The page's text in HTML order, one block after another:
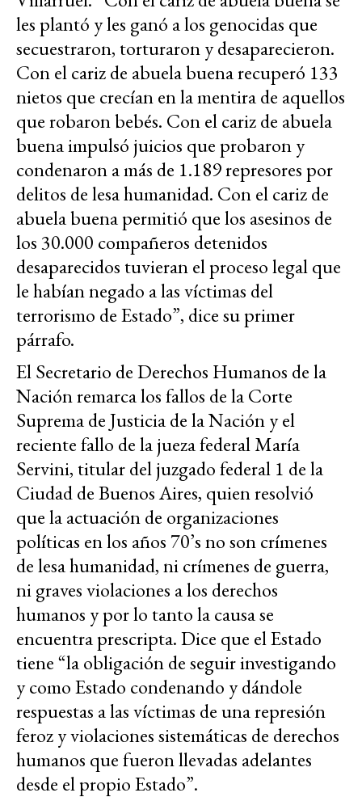
les plantó y les ganó a los genocidas que
secuestraron, torturaron y desaparecieron.
Con el cariz de abuela buena recuperó 133
nietos que crecían en la mentira de aquellos
que robaron bebés. Con el cariz de abuela
buena impulsó juicios que probaron y
condenaron a más de 1.189 represores por
delitos de lesa humanidad. Con el cariz de
abuela buena permitió que los asesinos de
los 30.000 compañeros detenidos
desaparecidos tuvieran el proceso legal que
le habían negado a las víctimas del
terrorismo de Estado”, dice su primer
párrafo.
El Secretario de Derechos Humanos de la
Nación remarca los fallos de la Corte
Suprema de Justicia de la Nación y el
reciente fallo de la jueza federal María
Servini, titular del juzgado federal 1 de la
Ciudad de Buenos Aires, quien resolvió
que la actuación de organizaciones
políticas en los años 70’s no son crímenes
de lesa humanidad, ni crímenes de guerra,
ni graves violaciones a los derechos
humanos y por lo tanto la causa se
encuentra prescripta. Dice que el Estado
tiene “la obligación de seguir investigando
y como Estado condenando y dándole
respuestas a las víctimas de una represión
feroz y violaciones sistemáticas de derechos
humanos que fueron llevadas adelantes
desde el propio Estado”.